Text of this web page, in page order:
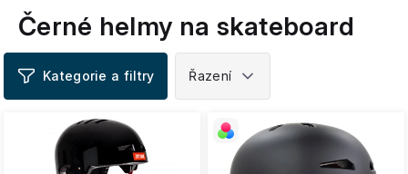
Černé helmy na skateboard
ý
p